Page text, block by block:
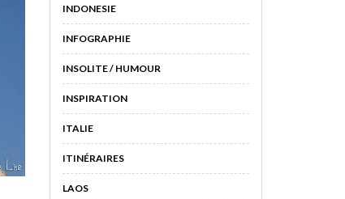
INDONESIE
INFOGRAPHIE
INSOLITE / HUMOUR
INSPIRATION
ITALIE
ITINÉRAIRES
LAOS